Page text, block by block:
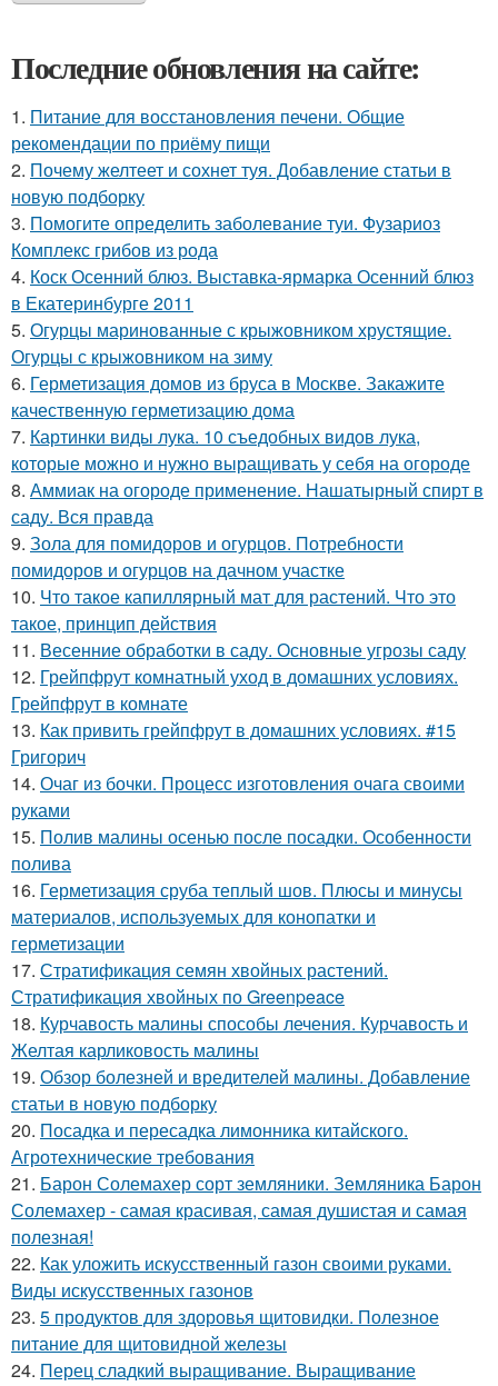
Последние обновления на сайте:
1. Питание для восстановления печени. Общие
рекомендации по приёму пищи
2. Почему желтеет и сохнет туя. Добавление статьи в
новую подборку
3. Помогите определить заболевание туи. Фузариоз
Комплекс грибов из рода
4. Коск Осенний блюз. Выставка-ярмарка Осенний блюз
в Екатеринбурге 2011
5. Огурцы маринованные с крыжовником хрустящие.
Огурцы с крыжовником на зиму
6. Герметизация домов из бруса в Москве. Закажите
качественную герметизацию дома
7. Картинки виды лука. 10 съедобных видов лука,
которые можно и нужно выращивать у себя на огороде
8. Аммиак на огороде применение. Нашатырный спирт в
саду. Вся правда
9. Зола для помидоров и огурцов. Потребности
помидоров и огурцов на дачном участке
10. Что такое капиллярный мат для растений. Что это
такое, принцип действия
11. Весенние обработки в саду. Основные угрозы саду
12. Грейпфрут комнатный уход в домашних условиях.
Грейпфрут в комнате
13. Как привить грейпфрут в домашних условиях. #15
Григорич
14. Очаг из бочки. Процесс изготовления очага своими
руками
15. Полив малины осенью после посадки. Особенности
полива
16. Герметизация сруба теплый шов. Плюсы и минусы
материалов, используемых для конопатки и
герметизации
17. Стратификация семян хвойных растений.
Стратификация хвойных по Greenpeace
18. Курчавость малины способы лечения. Курчавость и
Желтая карликовость малины
19. Обзор болезней и вредителей малины. Добавление
статьи в новую подборку
20. Посадка и пересадка лимонника китайского.
Агротехнические требования
21. Барон Солемахер сорт земляники. Земляника Барон
Солемахер - самая красивая, самая душистая и самая
полезная!
22. Как уложить искусственный газон своими руками.
Виды искусственных газонов
23. 5 продуктов для здоровья щитовидки. Полезное
питание для щитовидной железы
24. Перец сладкий выращивание. Выращивание